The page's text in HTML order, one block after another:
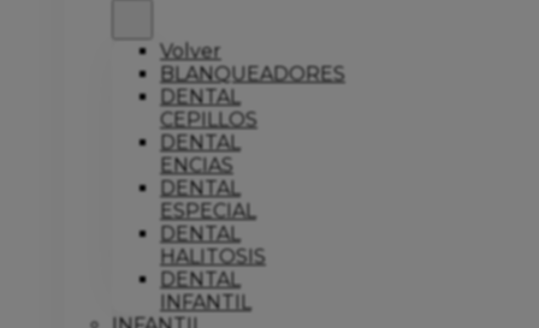
Volver
BLANQUEADORES
DENTAL
CEPILLOS
DENTAL
ENCIAS
DENTAL
ESPECIAL
DENTAL
HALITOSIS
DENTAL
INFANTIL